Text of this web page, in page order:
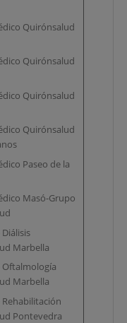
Quirónsalud
Quirónsalud
Quirónsalud
Quirónsalud
Paseo de la
Masó-Grupo
Marbella
Oftalmología
Marbella
Pontevedra